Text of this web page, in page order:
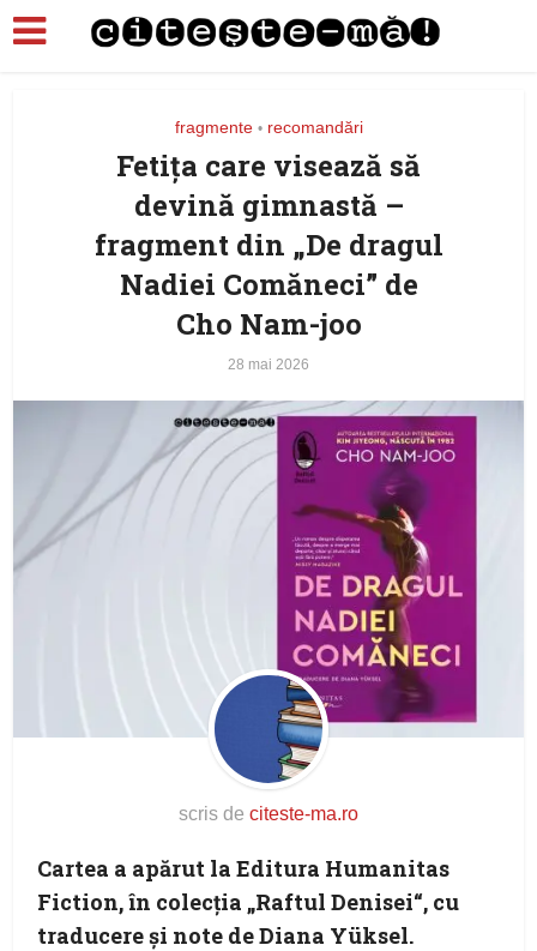
fragmente • recomandări
Fetiţa care visează să
devină gimnastă –
fragment din „De dragul
Nadiei Comăneci” de
Cho Nam-joo
28 mai 2026
scris de citeste-ma.ro
Cartea a apărut la Editura Humanitas
Fiction, în colecția „Raftul Denisei“, cu
traducere şi note de Diana Yüksel.